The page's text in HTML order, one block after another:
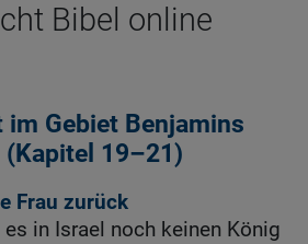
Bibel online
im Gebiet Benjamins
(Kapitel 19–21)
Frau zurück
in Israel noch keinen König